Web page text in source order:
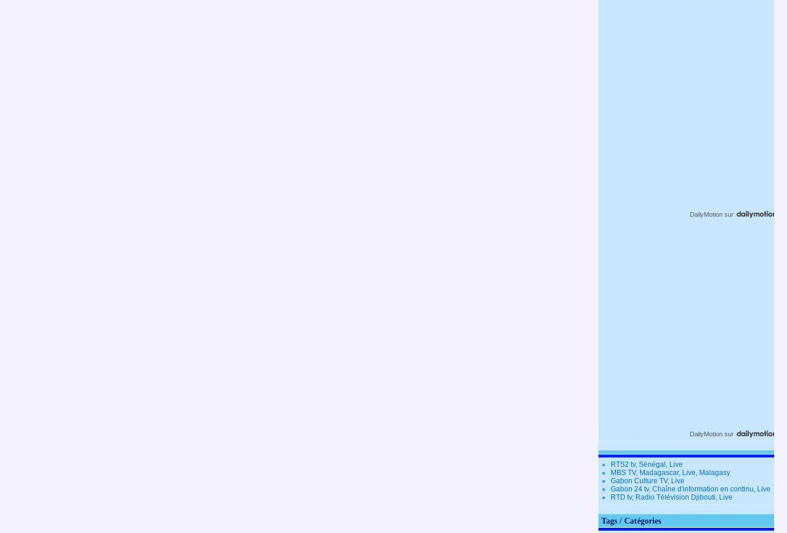
DailyMotion sur
DailyMotion sur
RTS2 tv, Sénégal, Live
MBS TV, Madagascar, Live, Malagasy
Gabon Culture TV, Live
Gabon 24 tv, Chaîne d'information en continu, Live
RTD tv, Radio Télévision Djibouti, Live
Tags / Catégories